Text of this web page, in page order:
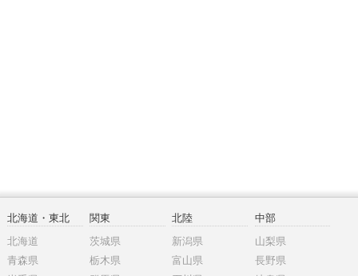
北海道・東北
北海道
青森県
関東
茨城県
栃木県
北陸
新潟県
富山県
中部
山梨県
長野県